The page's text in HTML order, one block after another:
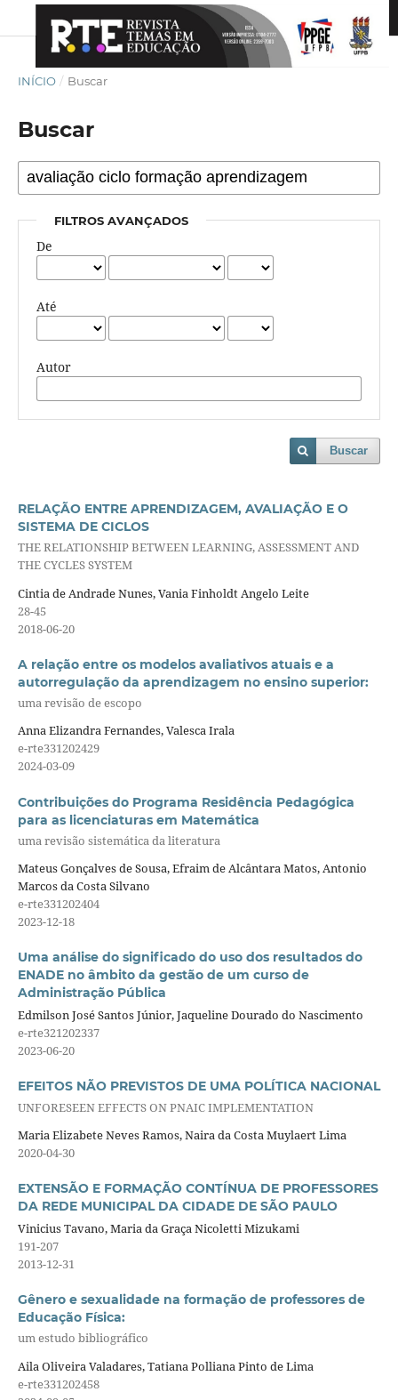
INÍCIO / Buscar
Buscar
FILTROS AVANÇADOS
De
Até
Autor
Buscar
RELAÇÃO ENTRE APRENDIZAGEM, AVALIAÇÃO E O
SISTEMA DE CICLOS
THE RELATIONSHIP BETWEEN LEARNING, ASSESSMENT AND
THE CYCLES SYSTEM
Cintia de Andrade Nunes, Vania Finholdt Angelo Leite
28-45
2018-06-20
A relação entre os modelos avaliativos atuais e a
autorregulação da aprendizagem no ensino superior:
uma revisão de escopo
Anna Elizandra Fernandes, Valesca Irala
e-rte331202429
2024-03-09
Contribuições do Programa Residência Pedagógica
para as licenciaturas em Matemática
uma revisão sistemática da literatura
Mateus Gonçalves de Sousa, Efraim de Alcântara Matos, Antonio
Marcos da Costa Silvano
e-rte331202404
2023-12-18
Uma análise do significado do uso dos resultados do
ENADE no âmbito da gestão de um curso de
Administração Pública
Edmilson José Santos Júnior, Jaqueline Dourado do Nascimento
e-rte321202337
2023-06-20
EFEITOS NÃO PREVISTOS DE UMA POLÍTICA NACIONAL
UNFORESEEN EFFECTS ON PNAIC IMPLEMENTATION
Maria Elizabete Neves Ramos, Naira da Costa Muylaert Lima
2020-04-30
EXTENSÃO E FORMAÇÃO CONTÍNUA DE PROFESSORES
DA REDE MUNICIPAL DA CIDADE DE SÃO PAULO
Vinicius Tavano, Maria da Graça Nicoletti Mizukami
191-207
2013-12-31
Gênero e sexualidade na formação de professores de
Educação Física:
um estudo bibliográfico
Aila Oliveira Valadares, Tatiana Polliana Pinto de Lima
e-rte331202458